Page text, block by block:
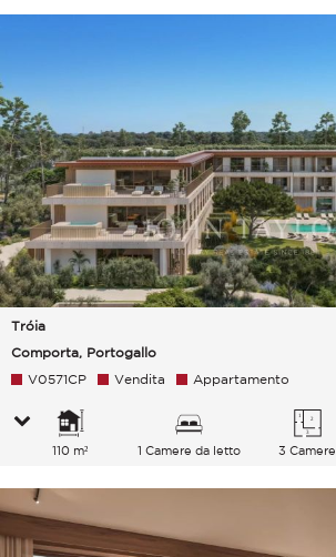
Tróia
Comporta, Portogallo
V0571CP Vendita Appartamento
110 m² 1 Camere da letto 3 Camere